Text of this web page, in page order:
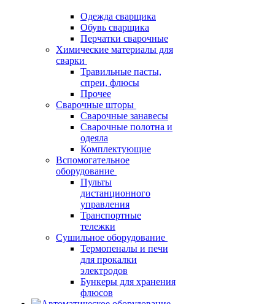
Одежда сварщика
Обувь сварщика
Перчатки сварочные
Химические материалы для
сварки
Травильные пасты,
спреи, флюсы
Прочее
Сварочные шторы
Сварочные занавесы
Сварочные полотна и
одеяла
Комплектующие
Вспомогательное
оборудование
Пульты
дистанционного
управления
Транспортные
тележки
Сушильное оборудование
Термопеналы и печи
для прокалки
электродов
Бункеры для хранения
флюсов